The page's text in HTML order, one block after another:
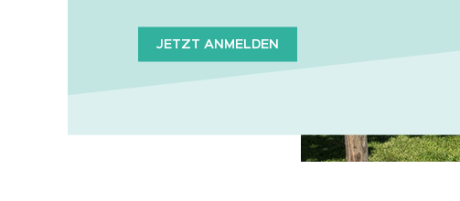
JETZT ANMELDEN